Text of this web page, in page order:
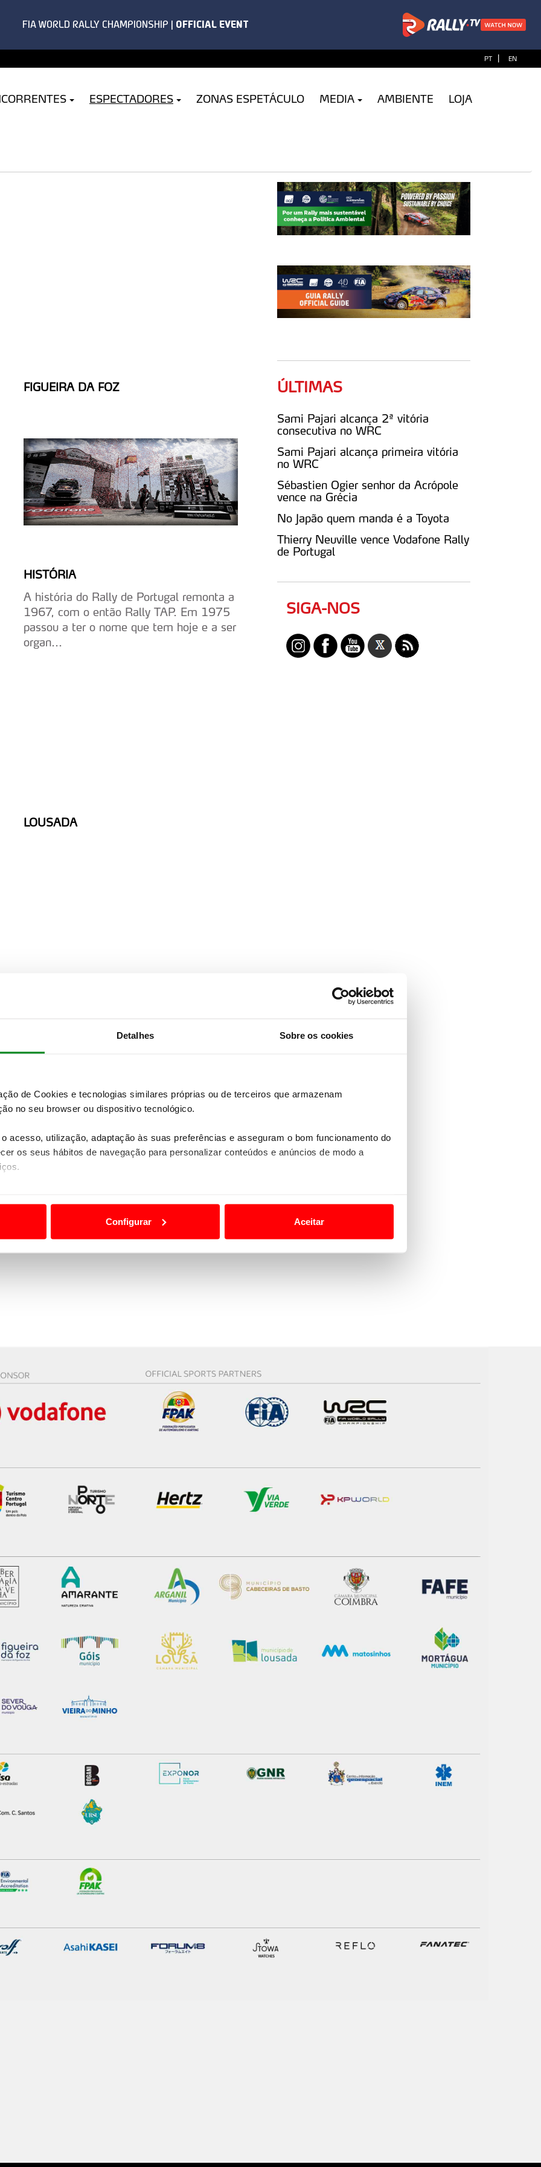
Detalhes Sobre os cookies
de Cookies e tecnologias similares próprias ou de terceiros que armazenam
no seu browser ou dispositivo tecnológico.
acesso, utilização, adaptação às suas preferências e asseguram o bom funcionamento do
os seus hábitos de navegação para personalizar conteúdos e anúncios de modo a
a sua experiência digital, personalizar conteúdos e anúncios, para lhe proporcionar
bem como para analisar dados de navegação no nosso website.
tipo de Cookies e tecnologias similares pode ter impacto na sua experiência de
disponibilizados.
do site.
Configurar Aceitar
PT | EN
ESPECTADORES ZONAS ESPETÁCULO MEDIA AMBIENTE LOJA
FIGUEIRA DA FOZ
HISTÓRIA
A história do Rally de Portugal remonta a
1967, com o então Rally TAP. Em 1975
passou a ter o nome que tem hoje e a ser
organ...
LOUSADA
ÚLTIMAS
Sami Pajari alcança 2ª vitória
consecutiva no WRC
Sami Pajari alcança primeira vitória
no WRC
Sébastien Ogier senhor da Acrópole
vence na Grécia
No Japão quem manda é a Toyota
Thierry Neuville vence Vodafone Rally
de Portugal
SIGA-NOS